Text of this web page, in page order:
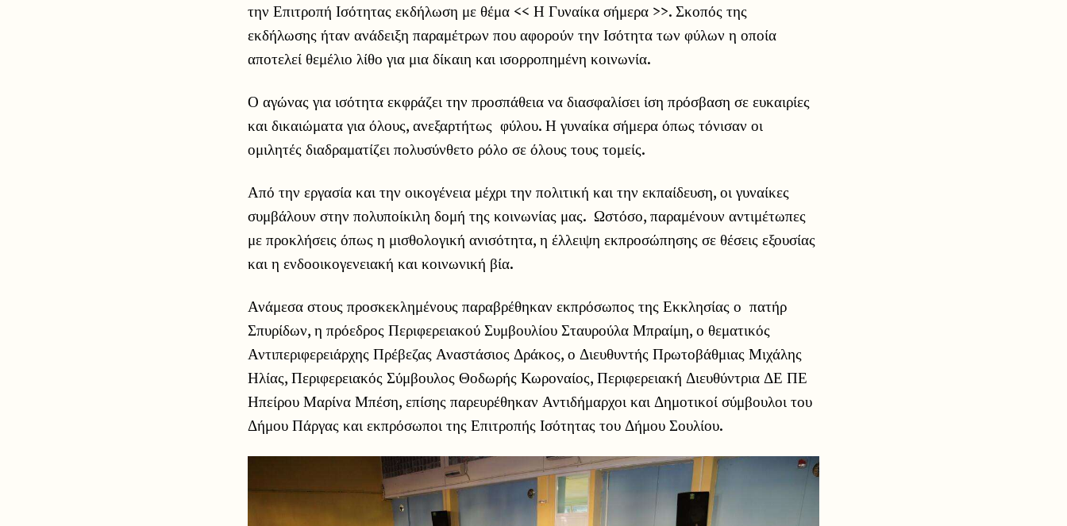
την Επιτροπή Ισότητας εκδήλωση με θέμα << Η Γυναίκα σήμερα >>. Σκοπός της
εκδήλωσης ήταν ανάδειξη παραμέτρων που αφορούν την Ισότητα των φύλων η οποία
αποτελεί θεμέλιο λίθο για μια δίκαιη και ισορροπημένη κοινωνία.
Ο αγώνας για ισότητα εκφράζει την προσπάθεια να διασφαλίσει ίση πρόσβαση σε ευκαιρίες
και δικαιώματα για όλους, ανεξαρτήτως φύλου. Η γυναίκα σήμερα όπως τόνισαν οι
ομιλητές διαδραματίζει πολυσύνθετο ρόλο σε όλους τους τομείς.
Από την εργασία και την οικογένεια μέχρι την πολιτική και την εκπαίδευση, οι γυναίκες
συμβάλουν στην πολυποίκιλη δομή της κοινωνίας μας. Ωστόσο, παραμένουν αντιμέτωπες
με προκλήσεις όπως η μισθολογική ανισότητα, η έλλειψη εκπροσώπησης σε θέσεις εξουσίας
και η ενδοοικογενειακή και κοινωνική βία.
Ανάμεσα στους προσκεκλημένους παραβρέθηκαν εκπρόσωπος της Εκκλησίας ο πατήρ
Σπυρίδων, η πρόεδρος Περιφερειακού Συμβουλίου Σταυρούλα Μπραίμη, ο θεματικός
Αντιπεριφερειάρχης Πρέβεζας Αναστάσιος Δράκος, ο Διευθυντής Πρωτοβάθμιας Μιχάλης
Ηλίας, Περιφερειακός Σύμβουλος Θοδωρής Κωροναίος, Περιφερειακή Διευθύντρια ΔΕ ΠΕ
Ηπείρου Μαρίνα Μπέση, επίσης παρευρέθηκαν Αντιδήμαρχοι και Δημοτικοί σύμβουλοι του
Δήμου Πάργας και εκπρόσωποι της Επιτροπής Ισότητας του Δήμου Σουλίου.